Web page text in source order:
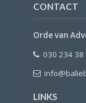
CONTACT
Orde van
030 234 38
LINKS